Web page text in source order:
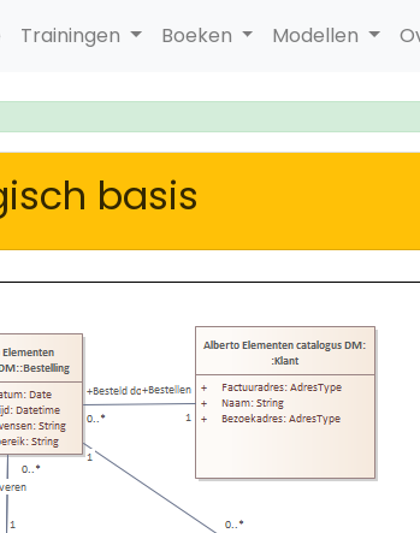
Trainingen Boeken Modellen
basis